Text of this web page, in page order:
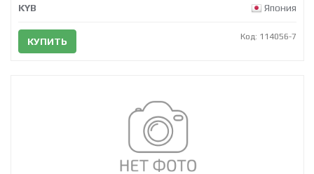
KYB
Япония
КУПИТЬ Код: 114056-7